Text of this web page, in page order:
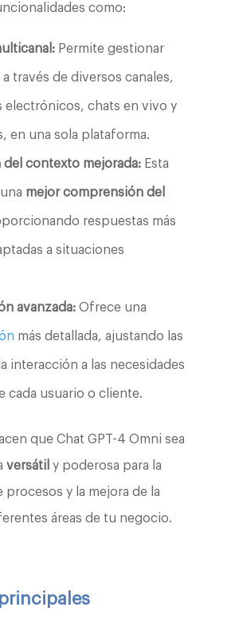
como:
Permite gestionar
través de diversos canales,
electrónicos, chats en vivo y
en una sola plataforma.
contexto mejorada:Esta
mejor comprensión del
respuestas más
a situaciones
avanzada:Ofrece una
más detallada, ajustando las
interacción a las necesidades
cada usuario o cliente.
que Chat GPT-4 Omni sea
versátil y poderosa para la
y la mejora de la
áreas de tu negocio.